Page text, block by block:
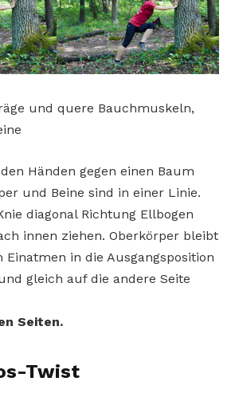
und quere Bauchmuskeln,
Händen gegen einen Baum
und Beine sind in einer Linie.
diagonal Richtung Ellbogen
innen ziehen. Oberkörper bleibt
Einatmen in die Ausgangsposition
gleich auf die andere Seite
Seiten.
Twist